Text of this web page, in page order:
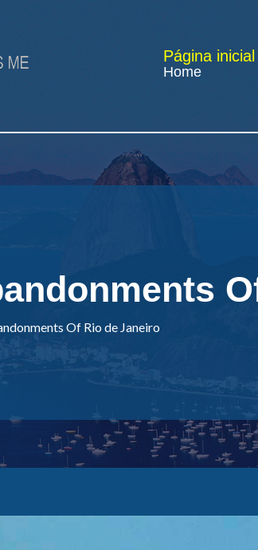
Página inicial
Home
Of Rio de Janeiro